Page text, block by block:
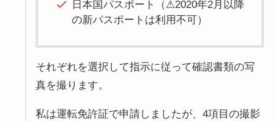
日本国パスポート（⚠2020年2月以降
の新パスポートは利用不可）
それぞれを選択して指示に従って確認書類の写
真を撮ります。
私は運転免許証で申請しましたが、4項目の撮影